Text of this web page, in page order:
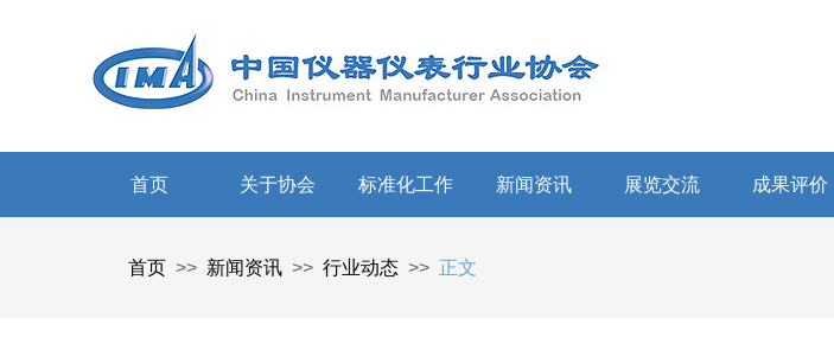
首页 关于协会 标准化工作 新闻资讯 展览交流 成果评价
首页 >> 新闻资讯 >> 行业动态 >> 正文